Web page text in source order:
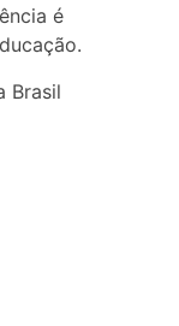
é
Brasil
Dog
Wicked